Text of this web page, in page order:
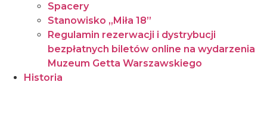
Spacery
Stanowisko „Miła 18”
Regulamin rezerwacji i dystrybucji
bezpłatnych biletów online na wydarzenia
Muzeum Getta Warszawskiego
Historia